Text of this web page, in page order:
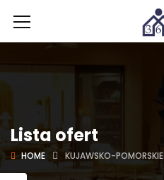
Lista ofert
HOME KUJAWSKO-POMORSKIE